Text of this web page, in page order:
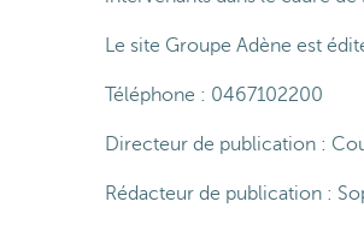
Le site Groupe Adène est
Téléphone : 0467102200
Directeur de publication :
Rédacteur de publication :